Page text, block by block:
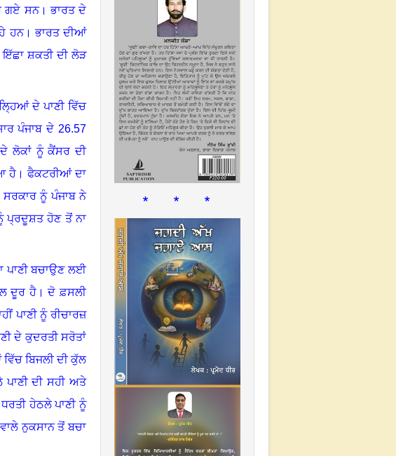
ਗਏ ਸਨ।ਭਾਰਤ ਦੇ
ਹਨ।ਭਾਰਤ ਦੀਆਂ
ਇੱਛਾ ਸ਼ਕਤੀ ਦੀ ਲੋੜ
ਦੇ ਪਾਣੀ ਵਿੱਚ
ਪੰਜਾਬ ਦੇ 26.57
ਲੋਕਾਂ ਨੂੰ ਕੈਂਸਰ ਦੀ
ਹੈ।ਫੈਕਟਰੀਆਂ ਦਾ
ਨੂੰ ਪੰਜਾਬ ਨੇ
ਪ੍ਰਦੂਸ਼ਤ ਹੋਣ ਤੋਂ ਨਾ
ਪਾਣੀ ਬਚਾਉਣ ਲਈ
ਦੂਰ ਹੈ।ਦੋ ਫ਼ਸਲੀ
ਪਾਣੀ ਨੂੰ ਰੀਚਾਰਜ਼
ਦੇ ਕੁਦਰਤੀ ਸਰੋਤਾਂ
ਬਿਜਲੀ ਦੀ ਕੁੱਲ
ਦੀ ਸਹੀ ਅਤੇ
ਹੇਠਲੇ ਪਾਣੀ ਨੂੰ
ਨੁਕਸਾਨ ਤੋਂ ਬਚਾ
* * *